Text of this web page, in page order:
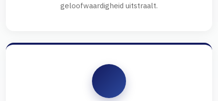
geloofwaardigheid uitstraalt.